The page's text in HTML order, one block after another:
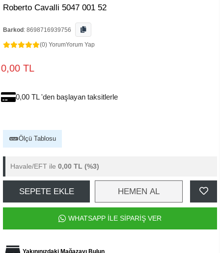
Roberto Cavalli 5047 001 52
Barkod : 8698716939756
(0) YorumYorum Yap
0,00 TL
0,00 TL 'den başlayan taksitlerle
Ölçü Tablosu
Havale/EFT ile 0,00 TL (%3)
SEPETE EKLE HEMEN AL
WHATSAPP İLE SİPARİŞ VER
Yakınınızdaki Mağazayı Bulun